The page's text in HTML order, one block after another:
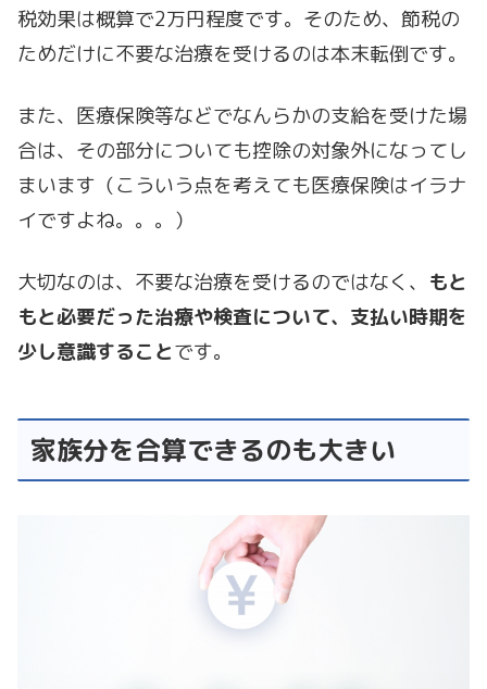
税効果は概算で2万円程度です。そのため、節税の
ためだけに不要な治療を受けるのは本末転倒です。
また、医療保険等などでなんらかの支給を受けた場
合は、その部分についても控除の対象外になってし
まいます（こういう点を考えても医療保険はイラナ
イですよね。。。）
大切なのは、不要な治療を受けるのではなく、 もと
もと必要だった治療や検査について、支払い時期を
少し意識することです。
家族分を合算できるのも大きい